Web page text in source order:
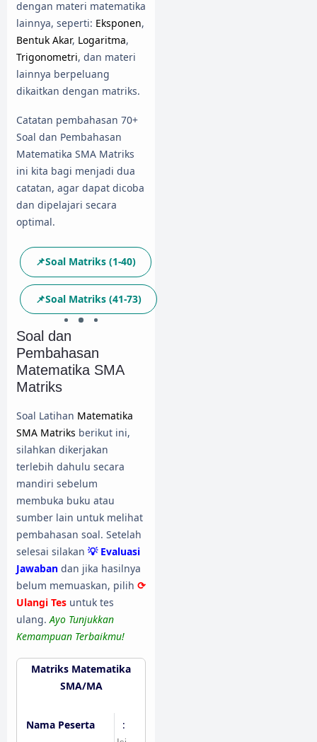
dengan materi matematika
lainnya, seperti: Eksponen,
Bentuk Akar, Logaritma,
Trigonometri, dan materi
lainnya berpeluang
dikaitkan dengan matriks.
Catatan pembahasan 70+
Soal dan Pembahasan
Matematika SMA Matriks
ini kita bagi menjadi dua
catatan, agar dapat dicoba
dan dipelajari secara
optimal.
📌Soal Matriks (1-40)
📌Soal Matriks (41-73)
Soal dan
Pembahasan
Matematika SMA
Matriks
Soal Latihan Matematika
SMA Matriks berikut ini,
silahkan dikerjakan
terlebih dahulu secara
mandiri sebelum
membuka buku atau
sumber lain untuk melihat
pembahasan soal. Setelah
selesai silakan 💡 Evaluasi
Jawaban dan jika hasilnya
belum memuaskan, pilih ⟳
Ulangi Tes untuk tes
ulang.Ayo Tunjukkan
Kemampuan Terbaikmu!
Matriks Matematika
SMA/MA
Nama Peserta :